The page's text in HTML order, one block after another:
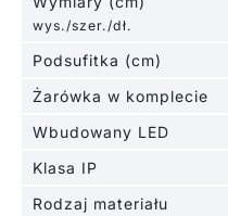
wys./szer./dł.
Podsufitka (cm)
Żarówka w komplecie
Wbudowany LED
Klasa IP
Rodzaj materiału